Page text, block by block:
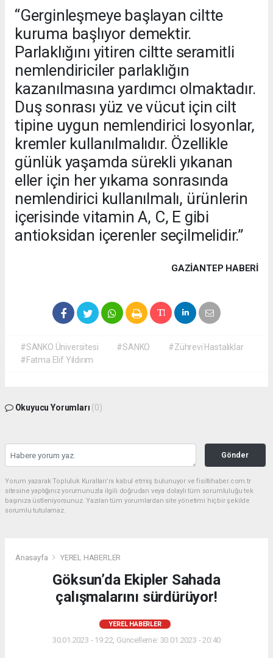
“Gerginleşmeye başlayan ciltte
kuruma başlıyor demektir.
Parlaklığını yitiren ciltte seramitli
nemlendiriciler parlaklığın
kazanılmasına yardımcı olmaktadır.
Duş sonrası yüz ve vücut için cilt
tipine uygun nemlendirici losyonlar,
kremler kullanılmalıdır. Özellikle
günlük yaşamda sürekli yıkanan
eller için her yıkama sonrasında
nemlendirici kullanılmalı, ürünlerin
içerisinde vitamin A, C, E gibi
antioksidan içerenler seçilmelidir.”
GAZIANTEP HABERİ
#SANKO Üniversitesi #SANKO
#Zührevi Hastalıklar
#Fatma Elif Yıldırım
Okuyucu Yorumları (0)
Gönder
Yorum yazarak Topluluk Kuralları’nı kabul etmiş bulunuyor ve fisiltihaber.com.tr
sitesine yaptığınız yorumunuzla ilgili doğrudan veya dolaylı tüm sorumluluğu tek
başınıza üstleniyorsunuz. Yazılan tüm yorumlardan site yönetimi hiçbir şekilde
sorumlu tutulamaz.
Anasayfa YEREL HABERLER
Göksun’da Ekipler Sahada
çalışmalarını sürdürüyor!
YEREL HABERLER
30.01.2023 - 19:22, Güncelleme: 30.01.2023 - 20:40